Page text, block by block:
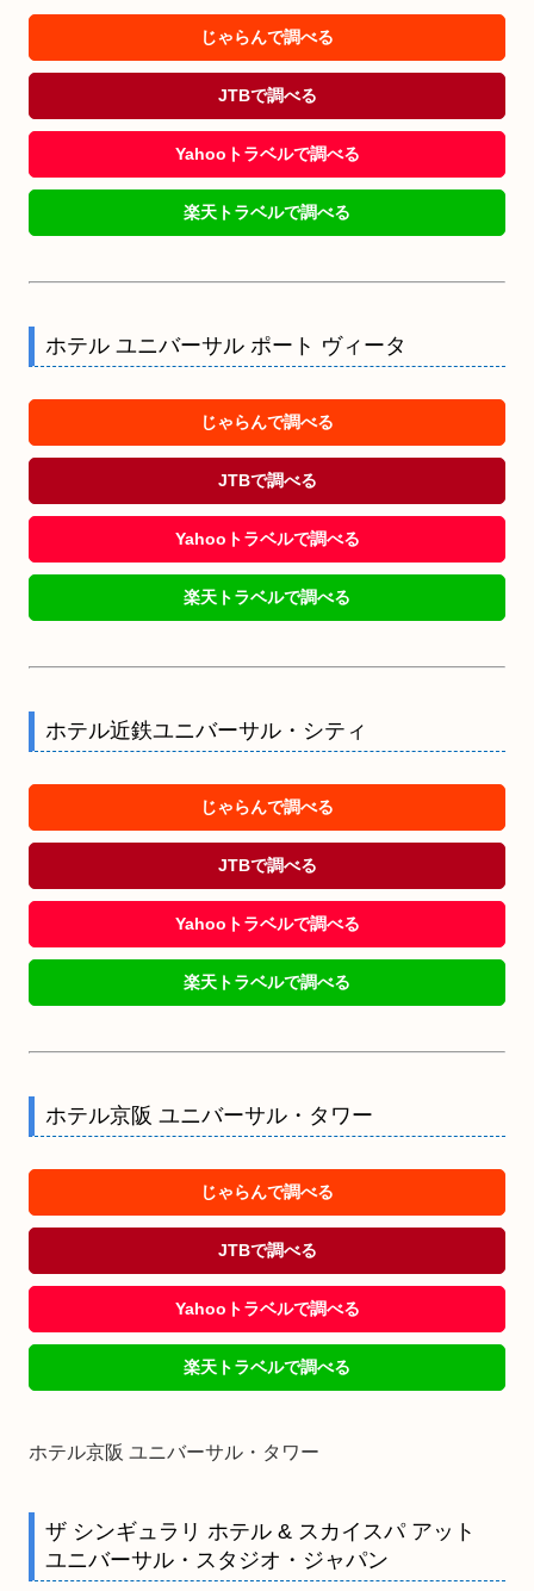
じゃらんで調べる
JTBで調べる
Yahooトラベルで調べる
楽天トラベルで調べる
ホテル ユニバーサル ポート ヴィータ
じゃらんで調べる
JTBで調べる
Yahooトラベルで調べる
楽天トラベルで調べる
ホテル近鉄ユニバーサル・シティ
じゃらんで調べる
JTBで調べる
Yahooトラベルで調べる
楽天トラベルで調べる
ホテル京阪 ユニバーサル・タワー
じゃらんで調べる
JTBで調べる
Yahooトラベルで調べる
楽天トラベルで調べる
ホテル京阪 ユニバーサル・タワー
ザ シンギュラリ ホテル & スカイスパ アット
ユニバーサル・スタジオ・ジャパン